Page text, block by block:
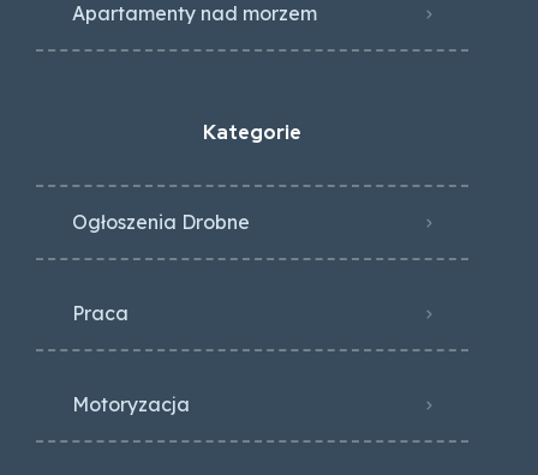
Apartamenty nad morzem
Kategorie
Ogłoszenia Drobne
Praca
Motoryzacja